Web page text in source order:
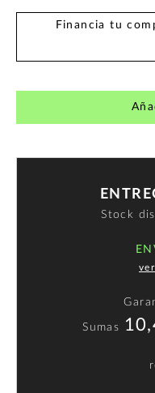
Financia tu
Stock
Sumas